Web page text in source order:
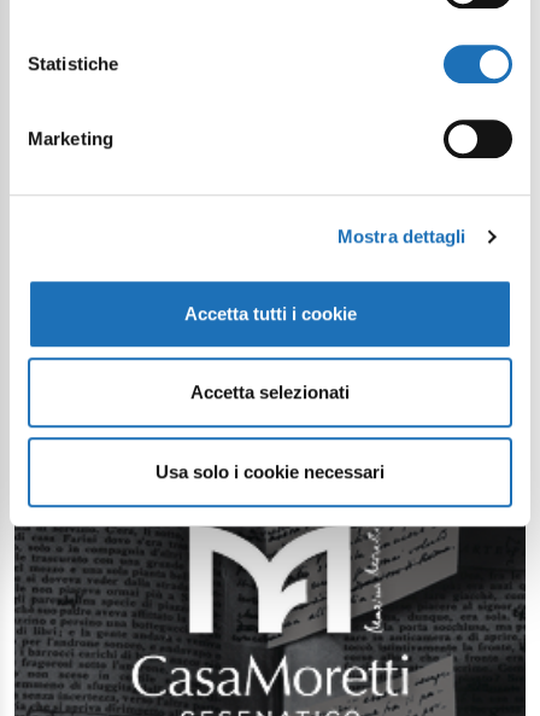
Statistiche
Marketing
Mostra dettagli
Accetta tutti i cookie
Accetta selezionati
Usa solo i cookie necessari